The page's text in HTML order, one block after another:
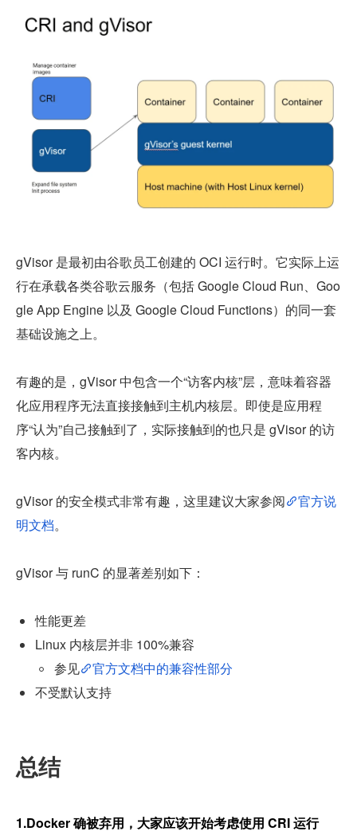
gVisor 是最初由谷歌员工创建的 OCI 运行时。它实际上运
行在承载各类谷歌云服务（包括 Google Cloud Run、Goo
gle App Engine 以及 Google Cloud Functions）的同一套
基础设施之上。
有趣的是，gVisor 中包含一个“访客内核”层，意味着容器
化应用程序无法直接接触到主机内核层。即使是应用程
序“认为”自己接触到了，实际接触到的也只是 gVisor 的访
客内核。
gVisor 的安全模式非常有趣，这里建议大家参阅
官方说
明文档。
gVisor 与 runC 的显著差别如下：
性能更差
Linux 内核层并非 100%兼容
参见
官方文档中的兼容性部分
不受默认支持
总结
1.Docker 确被弃用，大家应该开始考虑使用 CRI 运行